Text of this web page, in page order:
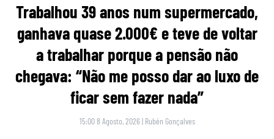
Trabalhou 39 anos num supermercado,
ganhava quase 2.000€ e teve de voltar
a trabalhar porque a pensão não
chegava: “Não me posso dar ao luxo de
ficar sem fazer nada”
15:00 8 Agosto, 2026 | Rubén Gonçalves